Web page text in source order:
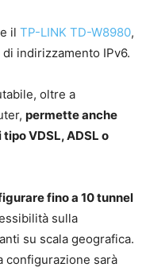
il TP-LINK TD-W8980,
indirizzamento IPv6.
oltre a
permette anche
VDSL, ADSL o
fino a 10 tunnel
sulla
su scala geografica.
configurazione sarà